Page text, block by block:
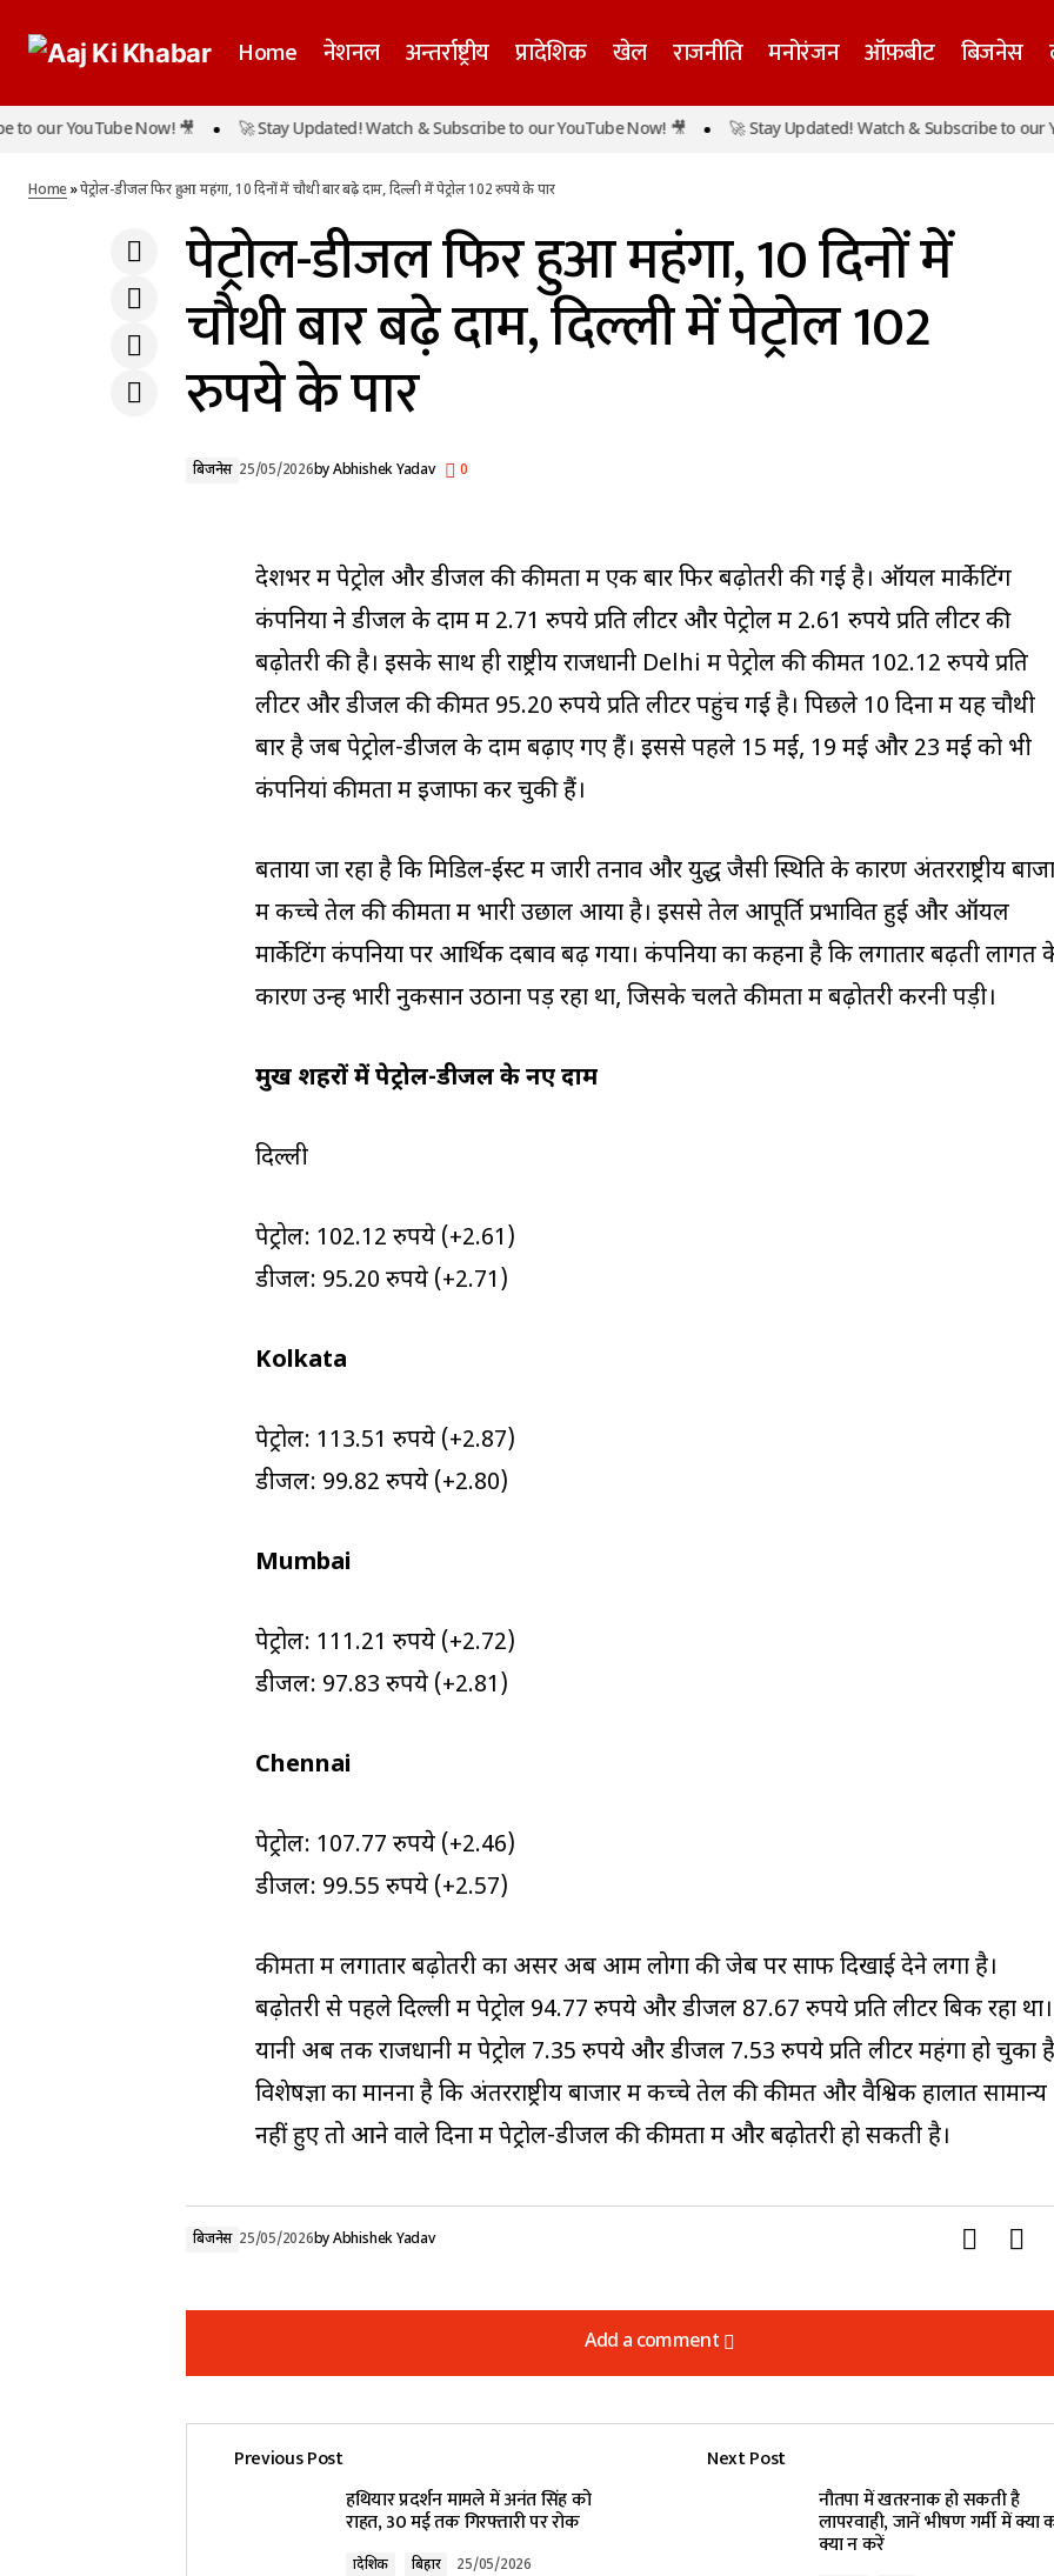
Home नेशनल अन्तर्राष्ट्रीय प्रादेशिक खेल राजनीति मनोरंजन ऑफ़बीट बिजनेस
हथियार प्रदर्शन मामले में अनंत सिंह को राहत, 30 मई
पेट्रोल-डीजल फिर हुआ महंगा, 10 दिनों में चौथी बार बढ़े दाम, दिल्ली में
YouTube Now! 🎥 🚀 Stay Updated! Watch & Subscribe to our YouTube Now! 🎥 🚀 Stay Updated! Watch & Subscribe to our
Home»पेट्रोल-डीजल फिर हुआ महंगा, 10 दिनों में चौथी बार बढ़े दाम, दिल्ली में पेट्रोल 102 रुपये के पार
पेट्रोल-डीजल फिर हुआ महंगा, 10 दिनों में
चौथी बार बढ़े दाम, दिल्ली में पेट्रोल 102
रुपये के पार
बिजनेस 25/05/2026byAbhishek Yadav 0
देशभर में पेट्रोल और डीजल की कीमतों में एक बार फिर बढ़ोतरी की गई है। ऑयल मार्केटिंग
कंपनियों ने डीजल के दाम में 2.71 रुपये प्रति लीटर और पेट्रोल में 2.61 रुपये प्रति लीटर की
बढ़ोतरी की है। इसके साथ ही राष्ट्रीय राजधानी Delhi में पेट्रोल की कीमत 102.12 रुपये प्रति
लीटर और डीजल की कीमत 95.20 रुपये प्रति लीटर पहुंच गई है। पिछले 10 दिनों में यह चौथी
बार है जब पेट्रोल-डीजल के दाम बढ़ाए गए हैं। इससे पहले 15 मई, 19 मई और 23 मई को भी
कंपनियां कीमतों में इजाफा कर चुकी हैं।
बताया जा रहा है कि मिडिल-ईस्ट में जारी तनाव और युद्ध जैसी स्थिति के कारण अंतरराष्ट्रीय
में कच्चे तेल की कीमतों में भारी उछाल आया है। इससे तेल आपूर्ति प्रभावित हुई और ऑयल
मार्केटिंग कंपनियों पर आर्थिक दबाव बढ़ गया। कंपनियों का कहना है कि लगातार बढ़ती लागत
कारण उन्हें भारी नुकसान उठाना पड़ रहा था, जिसके चलते कीमतों में बढ़ोतरी करनी पड़ी।
प्रमुख शहरों में पेट्रोल-डीजल के नए दाम
दिल्ली
पेट्रोल: 102.12 रुपये (+2.61)
डीजल: 95.20 रुपये (+2.71)
Kolkata
पेट्रोल: 113.51 रुपये (+2.87)
डीजल: 99.82 रुपये (+2.80)
Mumbai
पेट्रोल: 111.21 रुपये (+2.72)
डीजल: 97.83 रुपये (+2.81)
Chennai
पेट्रोल: 107.77 रुपये (+2.46)
डीजल: 99.55 रुपये (+2.57)
कीमतों में लगातार बढ़ोतरी का असर अब आम लोगों की जेब पर साफ दिखाई देने लगा है।
बढ़ोतरी से पहले दिल्ली में पेट्रोल 94.77 रुपये और डीजल 87.67 रुपये प्रति लीटर बिक रहा था।
यानी अब तक राजधानी में पेट्रोल 7.35 रुपये और डीजल 7.53 रुपये प्रति लीटर महंगा हो चुका
विशेषज्ञों का मानना है कि अंतरराष्ट्रीय बाजार में कच्चे तेल की कीमतें और वैश्विक हालात सामान्य
नहीं हुए तो आने वाले दिनों में पेट्रोल-डीजल की कीमतों में और बढ़ोतरी हो सकती है।
बिजनेस 25/05/2026byAbhishek Yadav
Add a comment
Add a comment
Your email address will not be published. Required fields are marked
Previous Post
हथियार प्रदर्शन मामले में अनंत सिंह को
राहत, 30 मई तक गिरफ्तारी पर रोक
प्रादेशिक बिहार 25/05/2026
Next Post
नौतपा में खतरनाक हो सकती है
लापरवाही, जानें भीषण गर्मी में क्या
क्या न करें